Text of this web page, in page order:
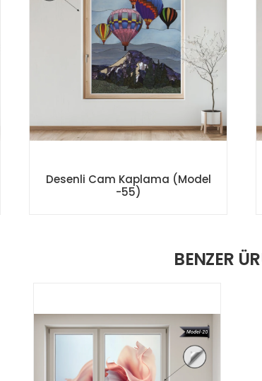
Desenli Cam Kaplama (Model
-55)
BENZER